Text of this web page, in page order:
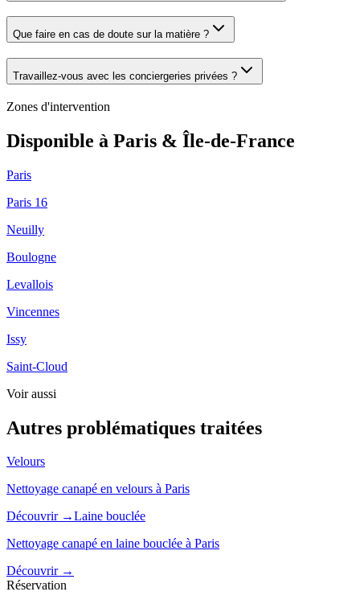
Que faire en cas de doute sur la matière ?
Travaillez-vous avec les conciergeries privées ?
Zones d'intervention
Disponible à Paris & Île-de-France
Paris
Paris 16
Neuilly
Boulogne
Levallois
Vincennes
Issy
Saint-Cloud
Voir aussi
Autres problématiques traitées
Velours
Nettoyage canapé en velours à Paris
Découvrir →Laine bouclée
Nettoyage canapé en laine bouclée à Paris
Découvrir →
Réservation